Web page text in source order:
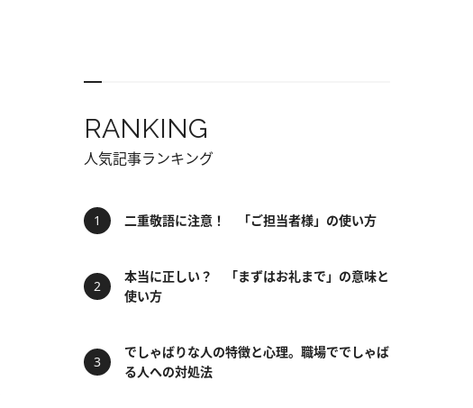
RANKING
人気記事ランキング
二重敬語に注意！ 「ご担当者様」の使い方
本当に正しい？ 「まずはお礼まで」の意味と
使い方
でしゃばりな人の特徴と心理。職場ででしゃば
る人への対処法